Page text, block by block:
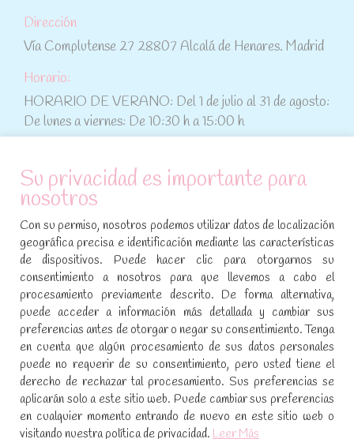
Dirección
Vía Complutense 27 28807 Alcalá de Henares. Madrid
Horario:
HORARIO DE VERANO: Del 1 de julio al 31 de agosto:
De lunes a viernes: De 10:30 h a 15:00 h
ATENCIÓN AL CLIENTE
Condiciones de compra
Aviso legal y política de privacidad
Política de cookies
SÍGUENOS EN REDES SOCIALES
Encuéntranos en:
Facebook
page
opens
in
YouTube
page
opens
in
Instagram
page
opens
in
No te pierdas las promociones y novedades, suscríbete a
nuestra newsletter:
Su privacidad es importante para
nosotros
Con su permiso, nosotros podemos utilizar datos de localización
geográfica precisa e identificación mediante las características
de dispositivos. Puede hacer clic para otorgarnos su
consentimiento a nosotros para que llevemos a cabo el
procesamiento previamente descrito. De forma alternativa,
puede acceder a información más detallada y cambiar sus
preferencias antes de otorgar o negar su consentimiento. Tenga
en cuenta que algún procesamiento de sus datos personales
puede no requerir de su consentimiento, pero usted tiene el
derecho de rechazar tal procesamiento. Sus preferencias se
aplicarán solo a este sitio web. Puede cambiar sus preferencias
en cualquier momento entrando de nuevo en este sitio web o
visitando nuestra política de privacidad. Leer Más